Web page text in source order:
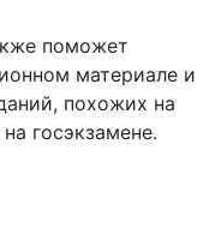
поможет
материале и
похожих на
госэкзамене.